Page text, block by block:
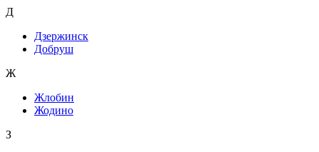
Д
Дзержинск
Добруш
Ж
Жлобин
Жодино
З